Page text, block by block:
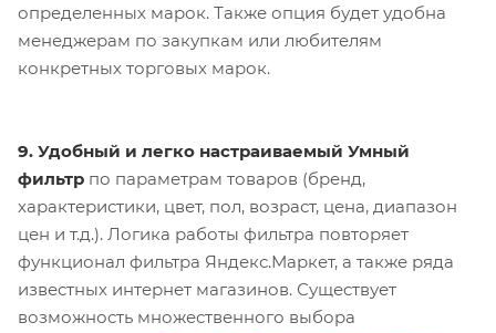
определенных марок. Также опция будет удобна
менеджерам по закупкам или любителям
конкретных торговых марок.
9. Удобный и легко настраиваемый Умный
фильтр по параметрам товаров (бренд,
характеристики, цвет, пол, возраст, цена, диапазон
цен и т.д.). Логика работы фильтра повторяет
функционал фильтра Яндекс.Маркет, а также ряда
известных интернет магазинов. Существует
возможность множественного выбора